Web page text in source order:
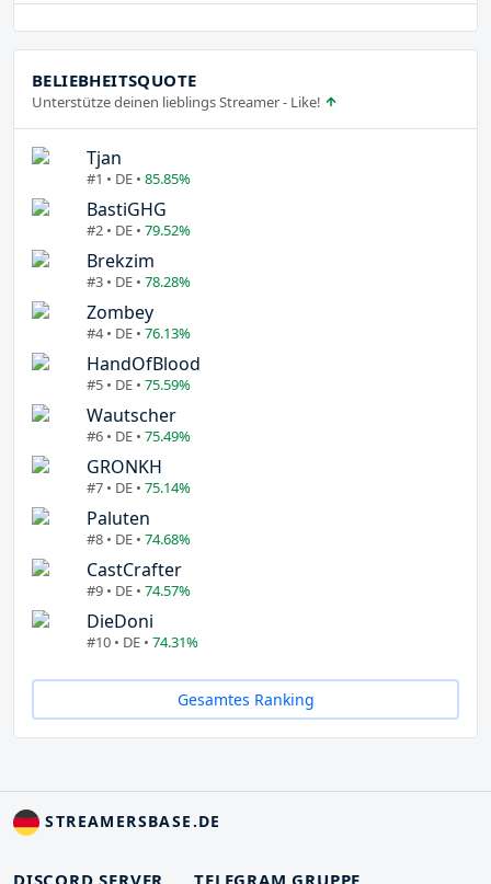
BELIEBHEITSQUOTE
Unterstütze deinen lieblings Streamer - Like!
Tjan
#1 • DE • 85.85%
BastiGHG
#2 • DE • 79.52%
Brekzim
#3 • DE • 78.28%
Zombey
#4 • DE • 76.13%
HandOfBlood
#5 • DE • 75.59%
Wautscher
#6 • DE • 75.49%
GRONKH
#7 • DE • 75.14%
Paluten
#8 • DE • 74.68%
CastCrafter
#9 • DE • 74.57%
DieDoni
#10 • DE • 74.31%
Gesamtes Ranking
STREAMERSBASE.DE